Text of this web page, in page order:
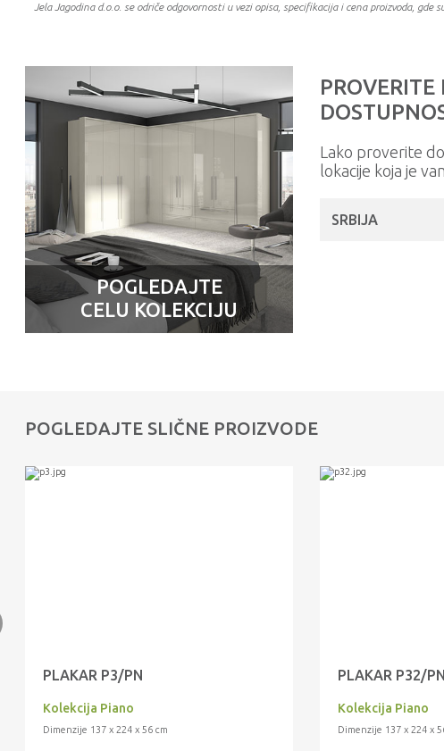
Jela Jagodina d.o.o. se odriče odgovornosti u vezi opisa, specifikacija i cena proizvoda,
Lako proverite
lokacije koja je
SRBIJA
POGLEDAJTE
CELU KOLEKCIJU
POGLEDAJTE SLIČNE PROIZVODE
PLAKAR P3/PN
Kolekcija Piano
Dimenzije 137 x 224 x 56 cm
PLAKAR P32/PN
Kolekcija Piano
Dimenzije 137 x 224 x